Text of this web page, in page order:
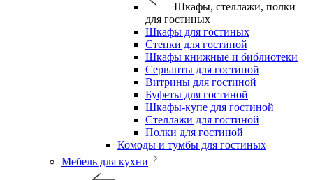
Шкафы, стеллажи, полки
для гостиных
Шкафы для гостиных
Стенки для гостиной
Шкафы книжные и библиотеки
Серванты для гостиной
Витрины для гостиной
Буфеты для гостиной
Шкафы-купе для гостиной
Стеллажи для гостиной
Полки для гостиной
Комоды и тумбы для гостиных
Мебель для кухни